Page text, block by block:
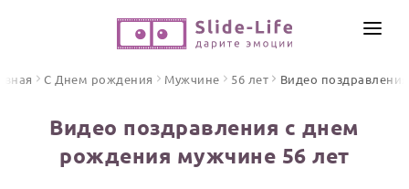
ПО ФОРМАТУ
ИНСТРУМЕНТЫ
С Днем рождения Мужчине 56 лет Видео поздравления
Видео поздравления с днем
рождения мужчине 56 лет